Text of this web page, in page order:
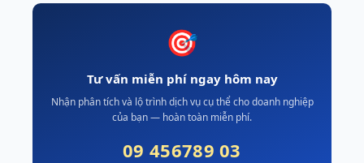
🎯
Tư vấn miễn phí ngay hôm nay
Nhận phân tích và lộ trình dịch vụ cụ thể cho doanh nghiệp
của bạn — hoàn toàn miễn phí.
09 456789 03